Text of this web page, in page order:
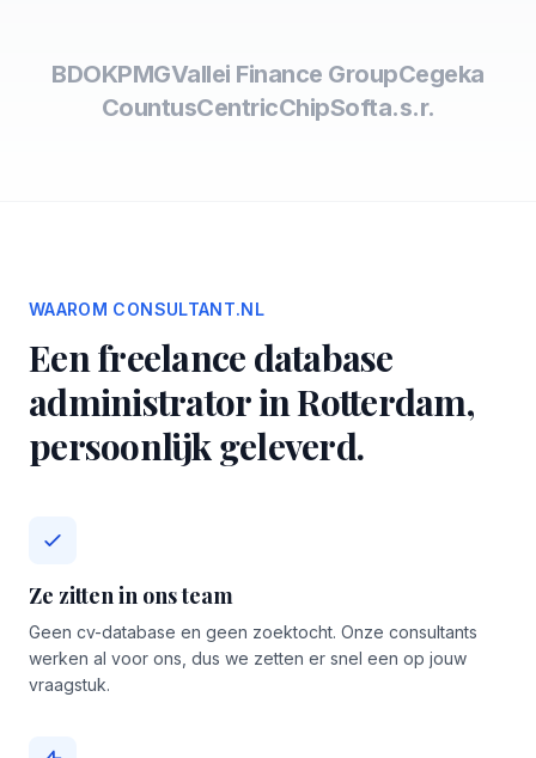
BDOKPMGVallei Finance GroupCegeka
CountusCentricChipSofta.s.r.
WAAROM CONSULTANT.NL
Een freelance database
administrator in Rotterdam,
persoonlijk geleverd.
Ze zitten in ons team
Geen cv-database en geen zoektocht. Onze consultants
werken al voor ons, dus we zetten er snel een op jouw
vraagstuk.